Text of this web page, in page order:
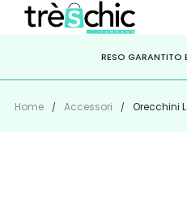
PAGA A RATE CONKLARNA,
ISCRIVITI ALLA NEWSLETTER PER
OFFERTE
RESO GARANTITO
Home Accessori Orecchini